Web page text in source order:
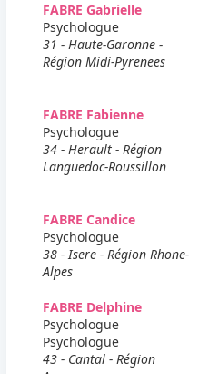
FABRE Gabrielle
Psychologue
31 - Haute-Garonne -
Région Midi-Pyrenees
FABRE Fabienne
Psychologue
34 - Herault - Région
Languedoc-Roussillon
FABRE Candice
Psychologue
38 - Isere - Région Rhone-
Alpes
FABRE Delphine
Psychologue
Psychologue
43 - Cantal - Région